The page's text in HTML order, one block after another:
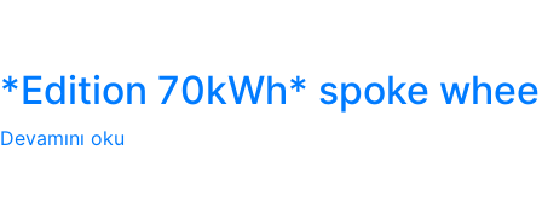
*Edition 70kWh* spoke
Devamını oku